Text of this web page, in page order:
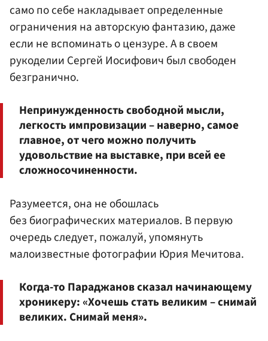
само по себе накладывает определенные
ограничения на авторскую фантазию, даже
если не вспоминать о цензуре. А в своем
рукоделии Сергей Иосифович был свободен
безгранично.
Непринужденность свободной мысли,
легкость импровизации – наверно, самое
главное, от чего можно получить
удовольствие на выставке, при всей ее
сложносочиненности.
Разумеется, она не обошлась
без биографических материалов. В первую
очередь следует, пожалуй, упомянуть
малоизвестные фотографии Юрия Мечитова.
Когда-то Параджанов сказал начинающему
хроникеру: «Хочешь стать великим – снимай
великих. Снимай меня».